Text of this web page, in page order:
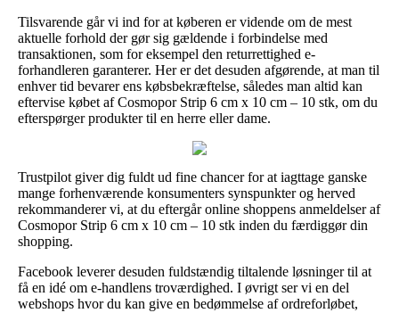
Tilsvarende går vi ind for at køberen er vidende om de mest
aktuelle forhold der gør sig gældende i forbindelse med
transaktionen, som for eksempel den returrettighed e-
forhandleren garanterer. Her er det desuden afgørende, at man til
enhver tid bevarer ens købsbekræftelse, således man altid kan
eftervise købet af Cosmopor Strip 6 cm x 10 cm – 10 stk, om du
efterspørger produkter til en herre eller dame.
Trustpilot giver dig fuldt ud fine chancer for at iagttage ganske
mange forhenværende konsumenters synspunkter og herved
rekommanderer vi, at du eftergår online shoppens anmeldelser af
Cosmopor Strip 6 cm x 10 cm – 10 stk inden du færdiggør din
shopping.
Facebook leverer desuden fuldstændig tiltalende løsninger til at
få en idé om e-handlens troværdighed. I øvrigt ser vi en del
webshops hvor du kan give en bedømmelse af ordreforløbet,